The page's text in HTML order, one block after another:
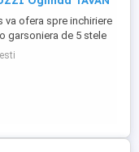
va ofera spre inchiriere
garsoniera de 5 stele
unic si deosebit in
. Garsoniera se alfa in
Nou . Acces Bariera
in Complex ( de la